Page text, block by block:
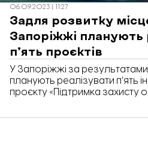
06.09.2023 | 11:27
Задля розвитку
Запоріжжі планують
п’ять проєктів
У Запоріжжі за результатами
планують реалізувати п’ять
проєкту «Підтримка захисту
ініціатив було виділено: